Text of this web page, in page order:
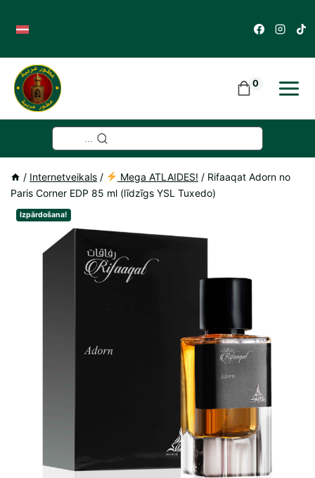
content
0
/ Internetveikals / Mega ATLAIDES! / Rifaaqat Adorn no
Paris Corner EDP 85 ml (līdzīgs YSL Tuxedo)
Izpārdošana!